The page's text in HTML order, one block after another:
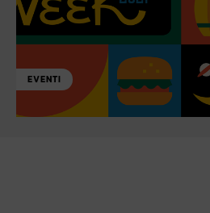
EVENTI